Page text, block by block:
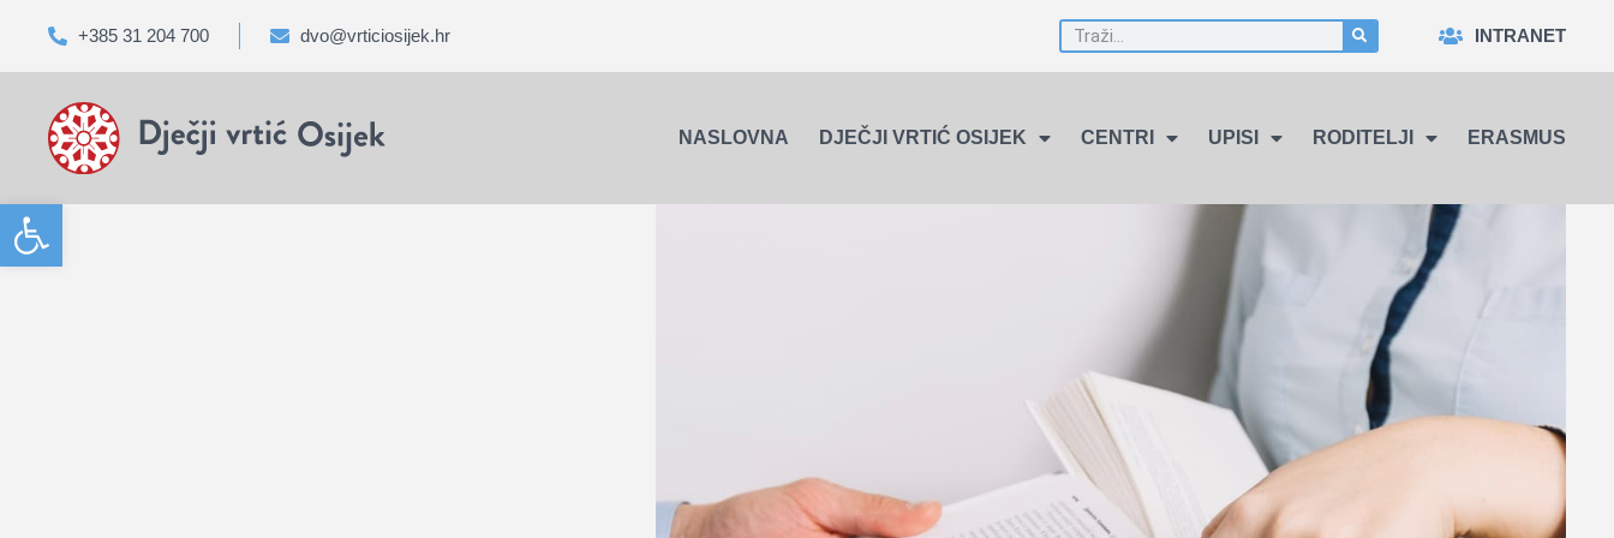
Open toolbar
+385 31 204 700 dvo@vrticiosijek.hr INTRANET
NASLOVNA DJEČJI VRTIĆ OSIJEK CENTRI UPISI RODITELJI ERASMUS